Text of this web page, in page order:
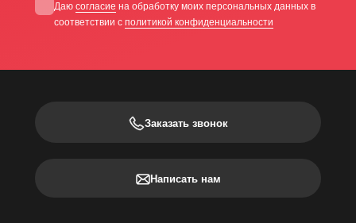
Даю согласие на обработку моих персональных данных в
соответствии с политикой конфиденциальности
Заказать звонок
Написать нам